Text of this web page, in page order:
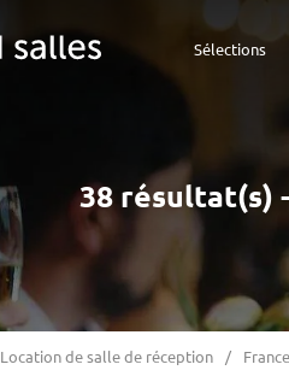
Sélections
38 résultat(s)
Location de salle de réception France